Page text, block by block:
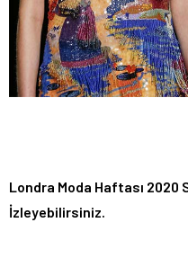
Londra Moda Haftası 2020
İzleyebilirsiniz.